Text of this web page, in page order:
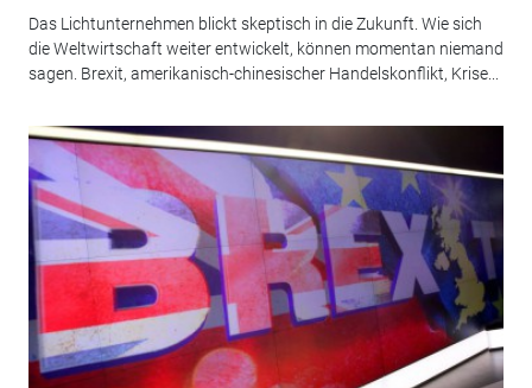
Das Lichtunternehmen blickt skeptisch in die Zukunft. Wie sich
die Weltwirtschaft weiter entwickelt, können momentan niemand
sagen. Brexit, amerikanisch-chinesischer Handelskonflikt, Krise...